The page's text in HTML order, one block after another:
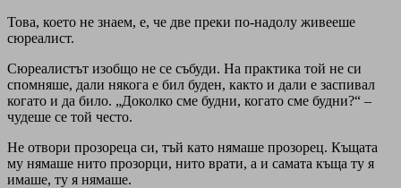
Това, което не знаем, е, че две преки по-надолу живееше
сюреалист.
Сюреалистът изобщо не се събуди. На практика той не си
спомняше, дали някога е бил буден, както и дали е заспивал
когато и да било. „Доколко сме будни, когато сме будни?“ –
чудеше се той често.
Не отвори прозореца си, тъй като нямаше прозорец. Къщата
му нямаше нито прозорци, нито врати, а и самата къща ту я
имаше, ту я нямаше.